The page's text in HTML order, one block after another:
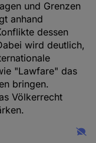
und Grenzen
anhand
dessen
wird deutlich,
"Lawfare" das
bringen.
Völkerrecht